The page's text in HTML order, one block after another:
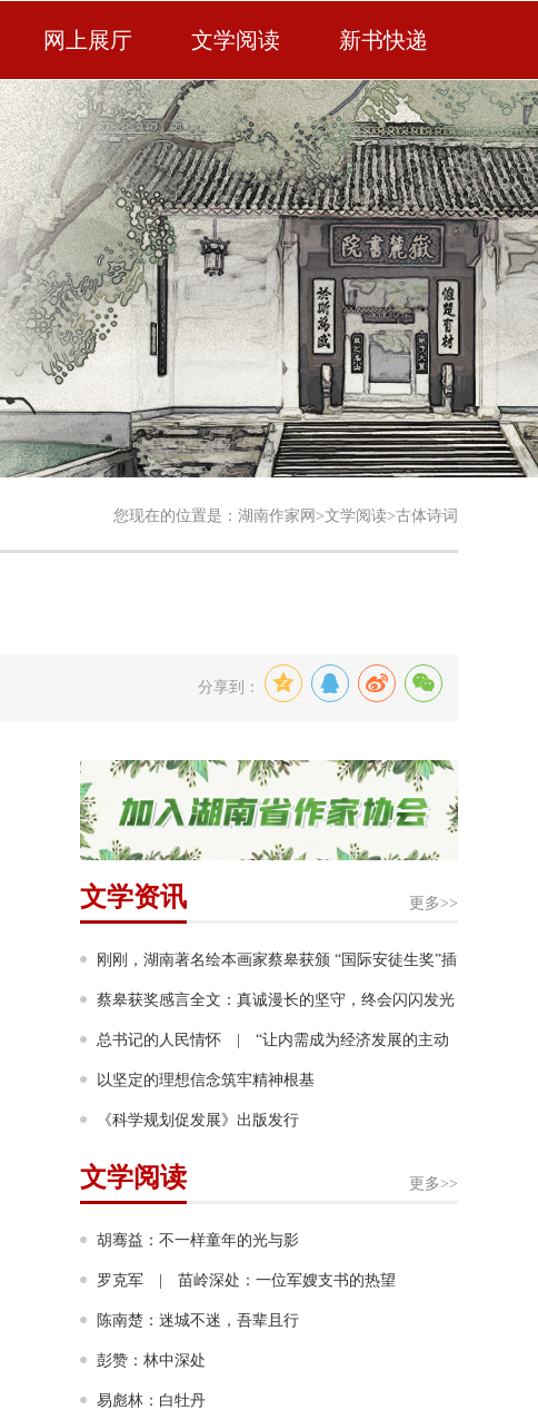
网上展厅 文学阅读 新书快递
您现在的位置是： 湖南作家网 >文学阅读>古体诗词
分享到：
更多>>
文学资讯
刚刚，湖南著名绘本画家蔡皋获颁 “国际安徒生奖”插
画家奖！成为该奖项设立60年来首位获奖的中国画家
蔡皋获奖感言全文：真诚漫长的坚守，终会闪闪发光
总书记的人民情怀 | “让内需成为经济发展的主动
力”
以坚定的理想信念筑牢精神根基
《科学规划促发展》出版发行
更多>>
文学阅读
胡骞益：不一样童年的光与影
罗克军 | 苗岭深处：一位军嫂支书的热望
陈南楚：迷城不迷，吾辈且行
彭赞：林中深处
易彪林：白牡丹